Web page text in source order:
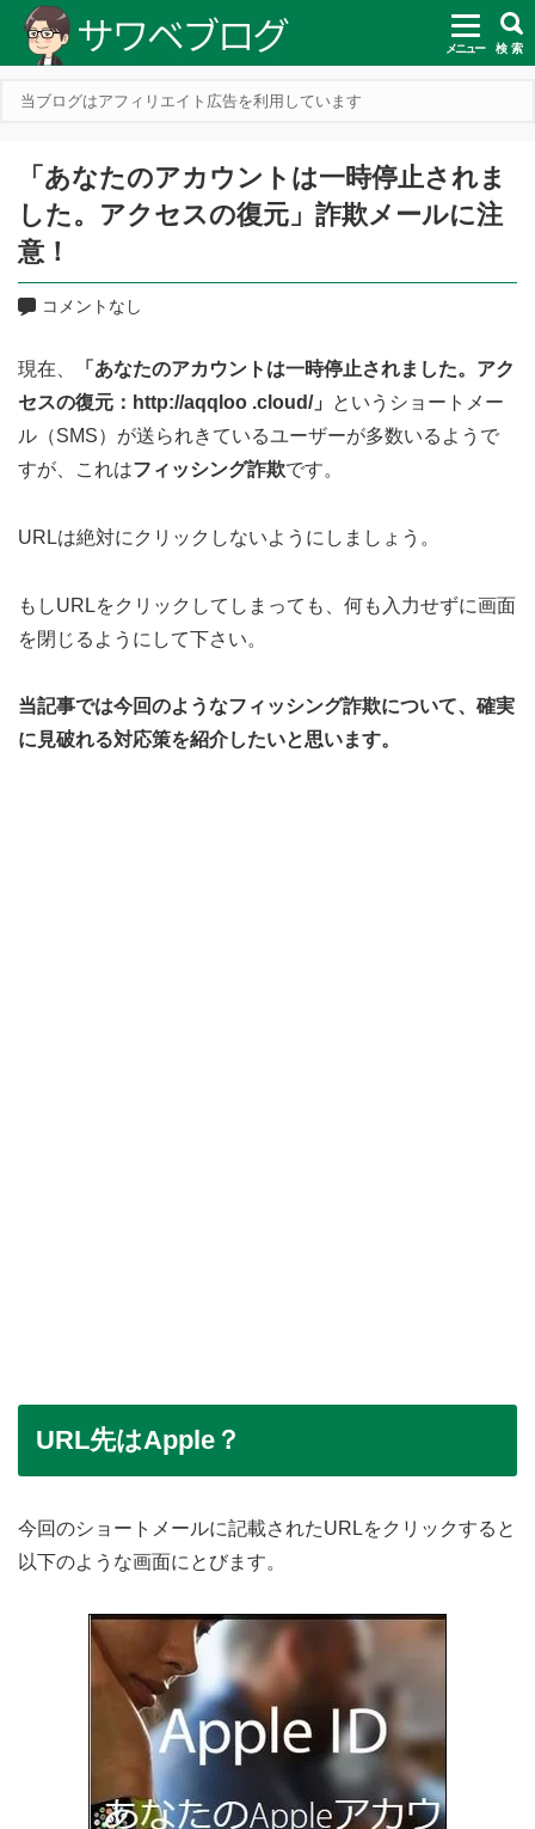
メニュー 検 索
当ブログはアフィリエイト広告を利用しています
「あなたのアカウントは一時停止されま
した。アクセスの復元」詐欺メールに注
意！
コメントなし
現在、
「あなたのアカウントは一時停止されました。アク
セスの復元：http://aqqloo .cloud/」
というショートメー
ル（SMS）が送られきているユーザーが多数いるようで
すが、これはフィッシング詐欺です。
URLは絶対にクリックしないようにしましょう。
もしURLをクリックしてしまっても、何も入力せずに画面
を閉じるようにして下さい。
当記事では今回のようなフィッシング詐欺について、確実
に見破れる対応策を紹介したいと思います。
URL先はApple？
今回のショートメールに記載されたURLをクリックすると
以下のような画面にとびます。